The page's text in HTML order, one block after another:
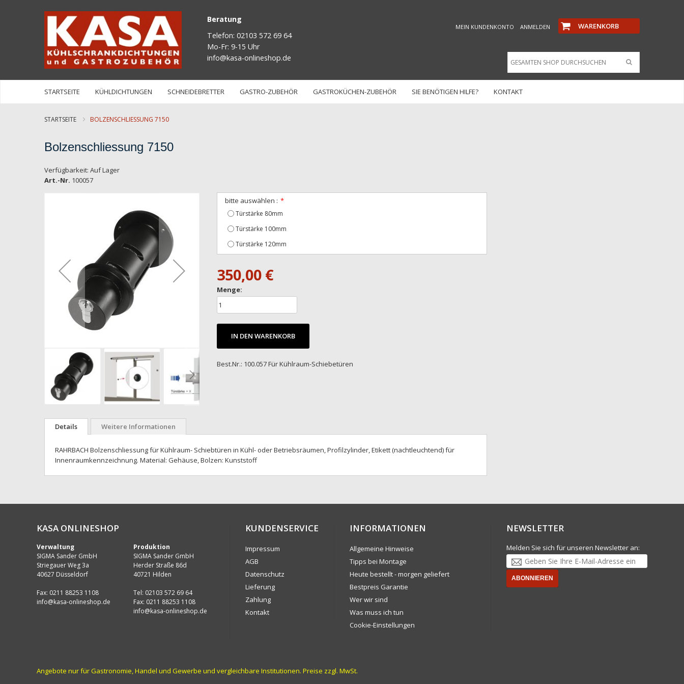
Beratung
Telefon: 02103 572 69 64
Mo-Fr: 9-15 Uhr
info@kasa-onlineshop.de
WARENKORB
MEIN KUNDENKONTO ANMELDEN
STARTSEITE KÜHLDICHTUNGEN SCHNEIDEBRETTER GASTRO-ZUBEHÖR GASTROKÜCHEN-ZUBEHÖR SIE BENÖTIGEN HILFE? KONTAKT
STARTSEITE BOLZENSCHLIESSUNG 7150
Bolzenschliessung 7150
Verfügbarkeit: Auf Lager
Art.-Nr. 100057
bitte auswählen :
Türstärke 80mm
Türstärke 100mm
Türstärke 120mm
350,00 €
Menge:
IN DEN WARENKORB
Best.Nr.: 100.057 Für Kühlraum-Schiebetüren
Anfang
springen
Details
RAHRBACH Bolzenschliessung für Kühlraum- Schiebtüren in Kühl- oder Betriebsräumen, Profilzylinder, Etikett (nachtleuchtend) für
Innenraumkennzeichnung. Material: Gehäuse, Bolzen: Kunststoff
Weitere Informationen
KASA ONLINESHOP
Verwaltung
SIGMA Sander GmbH
Striegauer Weg 3a
40627 Düsseldorf
Fax: 0211 88253 1108
info@kasa-onlineshop.de
Produktion
SIGMA Sander GmbH
Herder Straße 86d
40721 Hilden
Tel: 02103 572 69 64
Fax: 0211 88253 1108
info@kasa-onlineshop.de
KUNDENSERVICE
Impressum
AGB
Datenschutz
Lieferung
Zahlung
Kontakt
INFORMATIONEN
Allgemeine Hinweise
Tipps bei Montage
Heute bestellt - morgen geliefert
Bestpreis Garantie
Wer wir sind
Was muss ich tun
Cookie-Einstellungen
NEWSLETTER
Melden Sie sich für unseren Newsletter an:
ABONNIEREN
Angebote nur für Gastronomie, Handel und Gewerbe und vergleichbare Institutionen. Preise zzgl. MwSt.